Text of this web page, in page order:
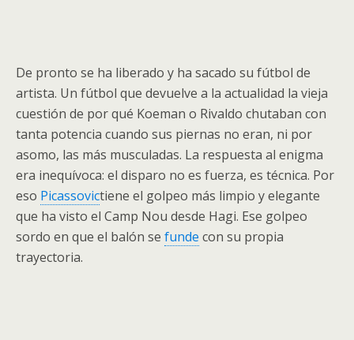
De pronto se ha liberado y ha sacado su fútbol de
artista. Un fútbol que devuelve a la actualidad la vieja
cuestión de por qué Koeman o Rivaldo chutaban con
tanta potencia cuando sus piernas no eran, ni por
asomo, las más musculadas. La respuesta al enigma
era inequívoca: el disparo no es fuerza, es técnica. Por
eso Picassovictiene el golpeo más limpio y elegante
que ha visto el Camp Nou desde Hagi. Ese golpeo
sordo en que el balón se funde con su propia
trayectoria.